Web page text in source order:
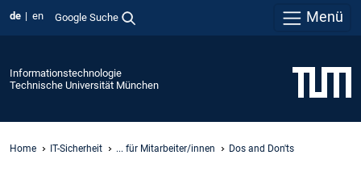
de en Google Suche Menü
Informationstechnologie
Technische Universität München
Home IT-Sicherheit ... für Mitarbeiter/innen Dos and Don'ts